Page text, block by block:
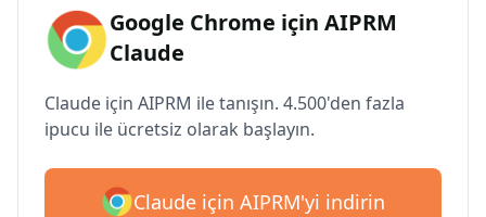
Google Chrome için AIPRM
Claude
Claude için AIPRM ile tanışın. 4.500'den fazla
ipucu ile ücretsiz olarak başlayın.
Claude için AIPRM'yi indirin